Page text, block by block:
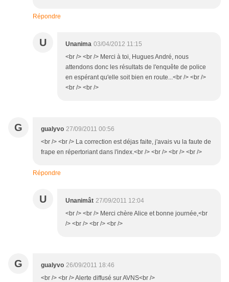
Répondre
U Unanima 03/04/2012 11:15
<br /> <br /> Merci à toi, Hugues André, nous
attendons donc les résultats de l'enquête de police
en espérant qu'elle soit bien en route...<br /> <br />
<br /> <br />
G gualyvo 27/09/2011 00:56
<br /> <br /> La correction est déjas faite, j'avais vu la faute de
frape en répertoriant dans l'index.<br /> <br /> <br /> <br />
Répondre
U Unanimât 27/09/2011 12:04
<br /> <br /> Merci chère Alice et bonne journée,<br
/> <br /> <br /> <br />
G gualyvo 26/09/2011 18:46
<br /> <br /> Alerte diffusé sur AVNS<br />